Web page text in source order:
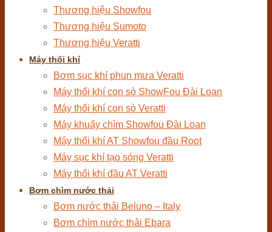
Thương hiệu Showfou
Thương hiệu Sumoto
Thương hiệu Veratti
Máy thổi khí
Bơm sục khí phun mưa Veratti
Máy thổi khí con sò ShowFou Đài Loan
Máy thổi khí con sò Veratti
Máy khuấy chìm Showfou Đài Loan
Máy thổi khí AT Showfou đầu Root
Máy sục khí tạo sóng Veratti
Máy thổi khí đầu AT Veratti
Bơm chìm nước thải
Bơm nước thải Beluno – Italy
Bơm chìm nước thải Ebara